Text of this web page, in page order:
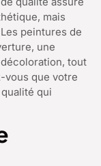
mais
peintures de
une
tout
vous que votre
qui